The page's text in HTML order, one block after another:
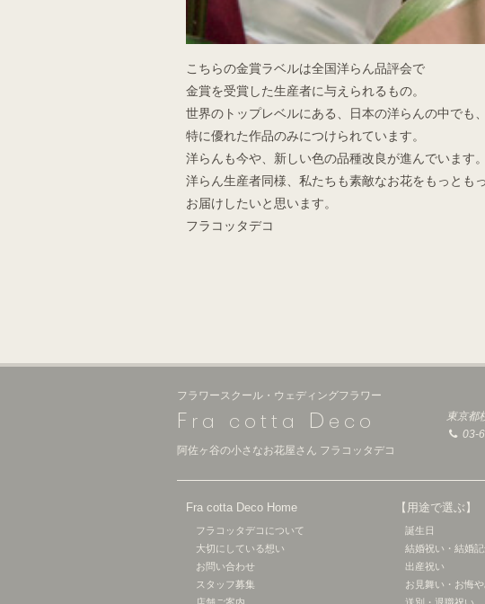
こちらの金賞ラベルは全国洋らん品評会で
金賞を受賞した生産者に与えられるもの。
世界のトップレベルにある、日本の洋らんの中でも、
特に優れた作品のみにつけられています。
洋らんも今や、新しい色の品種改良が進んでいます。
洋らん生産者同様、私たちも素敵なお花をもっとも
お届けしたいと思います。
フラコッタデコ
フラワースクール・ウェディングフラワー
F ra cotta D eco
阿佐ヶ谷の小さなお花屋さん フラコッタデコ
東京都
03-
Fra cotta Deco Home
フラコッタデコについて
大切にしている想い
お問い合わせ
スタッフ募集
【用途で選ぶ】
誕生日
結婚祝い・結婚記
出産祝い
お見舞い・お悔や